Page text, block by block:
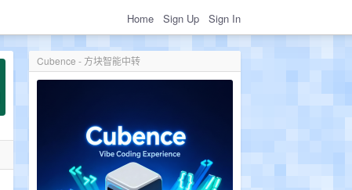
Home Sign Up Sign In
Cubence - 方块智能中转